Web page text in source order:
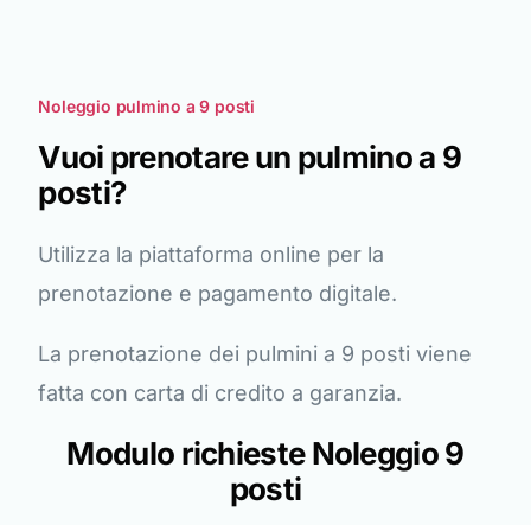
Noleggio pulmino a 9 posti
Vuoi prenotare un pulmino a 9
posti?
Utilizza la piattaforma online per la
prenotazione e pagamento digitale.
La prenotazione dei pulmini a 9 posti viene
fatta con carta di credito a garanzia.
Modulo richieste Noleggio 9
posti